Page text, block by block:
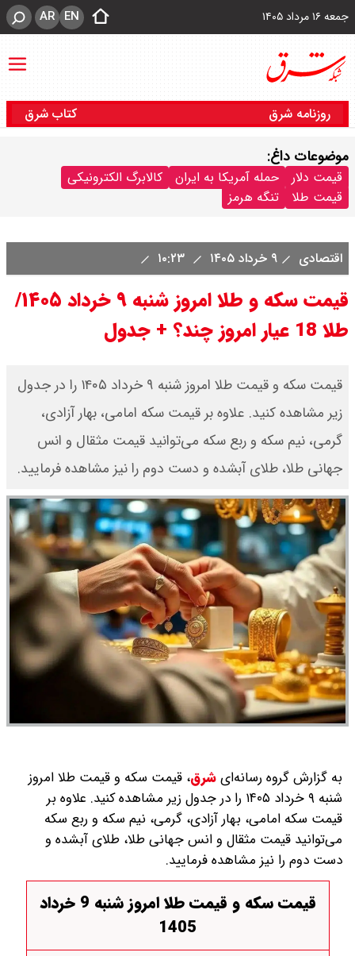
جمعه ۱۶ مرداد ۱۴۰۵ EN
AR
روزنامه شرق کتاب شرق
موضوعات داغ:
قیمت دلار حمله آمریکا به ایران
کالابرگ الکترونیکی
قیمت طلا
تنگه هرمز
اقتصادی ۹ خرداد ۱۴۰۵
قیمت سکه و طلا امروز شنبه ۹ خرداد ۱۴۰۵/
طلا 18 عیار امروز چند؟ + جدول
قیمت سکه و قیمت طلا امروز شنبه ۹ خرداد ۱۴۰۵ را در جدول
زیر مشاهده کنید. علاوه بر قیمت سکه امامی، بهار آزادی،
گرمی، نیم سکه و ربع سکه می‌توانید قیمت مثقال و انس
جهانی طلا، طلای آبشده و دست دوم را نیز مشاهده فرمایید.
به گزارش گروه رسانه‌ایشرق، قیمت سکه و قیمت طلا امروز
شنبه ۹ خرداد ۱۴۰۵ را در جدول زیر مشاهده کنید. علاوه بر
قیمت سکه امامی، بهار آزادی، گرمی، نیم سکه و ربع سکه
می‌توانید قیمت مثقال و انس جهانی طلا، طلای آبشده و
دست دوم را نیز مشاهده فرمایید.
قیمت سکه و قیمت طلا امروز شنبه 9 خرداد
1405